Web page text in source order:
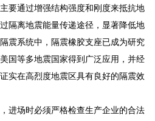
要通过增强结构强度和刚度来抵抗地
隔离地震能量传递途径，显著降低地
震系统中，隔震橡胶支座已成为研究
国等多地震国家得到广泛应用，并经
实在高烈度地震区具有良好的隔震效
进场时必须严格检查生产企业的合法